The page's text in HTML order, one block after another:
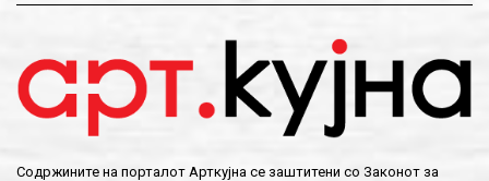
Содржините на порталот Арткујна се заштитени со Законот за